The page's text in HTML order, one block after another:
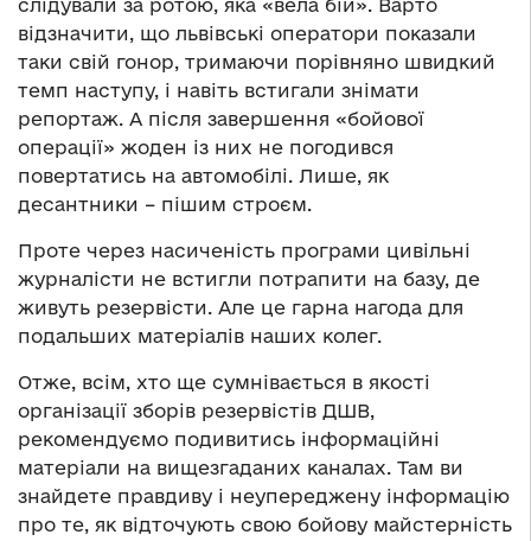
слідували за ротою, яка «вела бій». Варто
відзначити, що львівські оператори показали
таки свій гонор, тримаючи порівняно швидкий
темп наступу, і навіть встигали знімати
репортаж. А після завершення «бойової
операції» жоден із них не погодився
повертатись на автомобілі. Лише, як
десантники – пішим строєм.
Проте через насиченість програми цивільні
журналісти не встигли потрапити на базу, де
живуть резервісти. Але це гарна нагода для
подальших матеріалів наших колег.
Отже, всім, хто ще сумнівається в якості
організації зборів резервістів ДШВ,
рекомендуємо подивитись інформаційні
матеріали на вищезгаданих каналах. Там ви
знайдете правдиву і неупереджену інформацію
про те, як відточують свою бойову майстерність